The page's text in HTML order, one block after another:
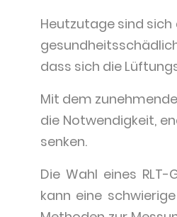
Heutzutage sind
dass sich die
Mit dem
die Notwendigkeit,
senken.
Die Wahl eines
kann eine